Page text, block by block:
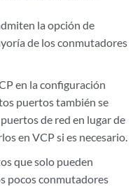
la opción de
de los conmutadores
en la configuración
puertos también se
de red en lugar de
en VCP si es necesario.
que solo pueden
pocos conmutadores